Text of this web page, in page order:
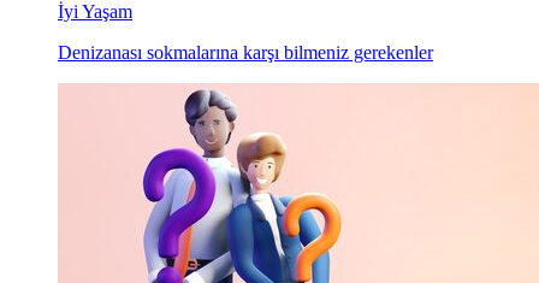
İyi Yaşam
Denizanası sokmalarına karşı bilmeniz gerekenler